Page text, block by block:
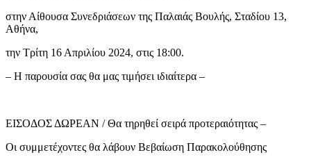
στην Αίθουσα Συνεδριάσεων της Παλαιάς Βουλής, Σταδίου 13,
Αθήνα,
την Τρίτη 16 Απριλίου 2024, στις 18:00.
– Η παρουσία σας θα μας τιμήσει ιδιαίτερα –
ΕΙΣΟΔΟΣ ΔΩΡΕΑΝ / Θα τηρηθεί σειρά προτεραιότητας –
Οι συμμετέχοντες θα λάβουν Βεβαίωση Παρακολούθησης